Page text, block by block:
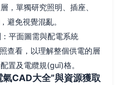
，單獨研究照明、插座、
避免視覺混亂。
：平面圖需與配電系統
查看，以理解整個供電的層
置及電纜規(guī)格。
CAD大全”與資源獲取